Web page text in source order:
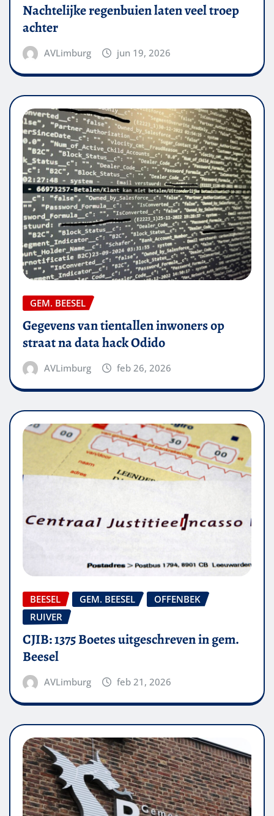
Nachtelijke regenbuien laten veel troep
achter
AVLimburg jun 19, 2026
GEM. BEESEL
Gegevens van tientallen inwoners op
straat na data hack Odido
AVLimburg feb 26, 2026
BEESEL GEM. BEESEL
OFFENBEK
RUIVER
CJIB: 1375 Boetes uitgeschreven in gem.
Beesel
AVLimburg feb 21, 2026